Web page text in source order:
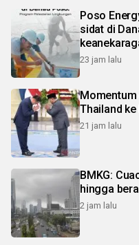
Poso
sidat di
23 jam lalu
Momentum
Thailand
21 jam lalu
BMKG:
hingga
2 jam lalu